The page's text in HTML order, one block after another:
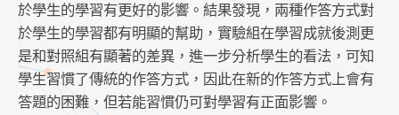
於學生的學習有更好的影響。結果發現，兩種作答方式對
於學生的學習都有明顯的幫助，實驗組在學習成就後測更
是和對照組有顯著的差異，進一步分析學生的看法，可知
學生習慣了傳統的作答方式，因此在新的作答方式上會有
答題的困難，但若能習慣仍可對學習有正面影響。